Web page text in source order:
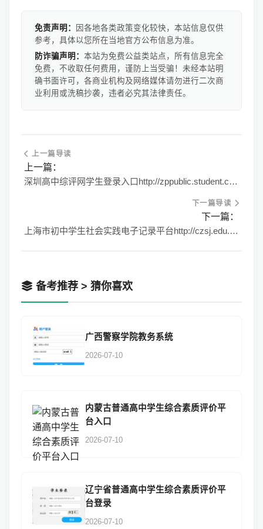
免责声明：
因各地各类政策变化较快，本站信息仅供
参考，具体以您所在当地官方公布信息为准。
防诈骗声明： 本站为免费公益类站点，所有信息完全
免费，不收取任何费用，谨防上当受骗！未经本站明
确书面许可，各商业机构及网络媒体请勿进行二次商
业利用或洗稿抄袭，违者必究其法律责任。
上一篇导读
上一篇：
深圳高中综评网学生登录入口http://zppublic.student.compevt.com/
下一篇导读
下一篇：
上海市初中学生社会实践电子记录平台http://czsj.edu.sh.cn/
备考推荐 > 猜你喜欢
广西警察学院教务系统
2026-07-10
内蒙古普通高中学生综合素质评价平
台入口
2026-07-10
辽宁省普通高中学生综合素质评价平
台登录
2026-07-10